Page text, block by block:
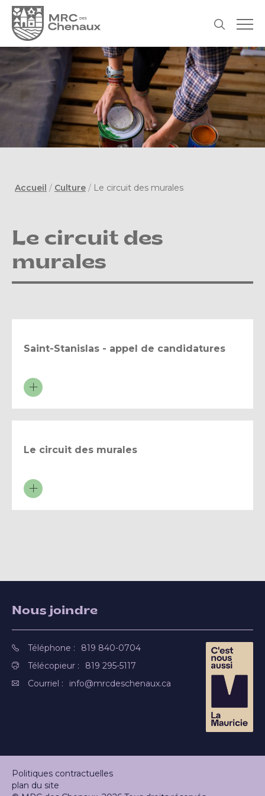
Accueil / Culture / Le circuit des murales
Le circuit des
murales
Saint-Stanislas - appel de candidatures
Le circuit des murales
Nous joindre
Téléphone :
819 840-0704
Télécopieur :
819 295-5117
Courriel :
info@mrcdeschenaux.ca
Politiques contractuelles
plan du site